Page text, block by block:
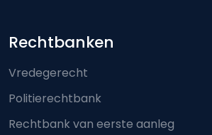
Footer-menu
Rechtbanken
Vredegerecht
Politierechtbank
Rechtbank van eerste aanleg